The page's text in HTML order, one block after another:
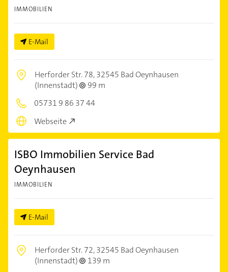
IMMOBILIEN
E-Mail
Herforder Str. 78,32545 Bad Oeynhausen
(Innenstadt)
99 m
05731 9 86 37 44
Webseite
ISBO Immobilien Service Bad
Oeynhausen
IMMOBILIEN
E-Mail
Herforder Str. 72,32545 Bad Oeynhausen
(Innenstadt)
139 m